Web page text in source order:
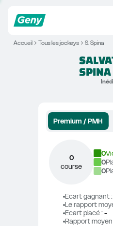
Accueil Tous les jockeys S. Spina
SPINA
Premium / PMH
0
course
0
0
0
Ecart gagnant :
Le rapport
Ecart placé : -
Rapport